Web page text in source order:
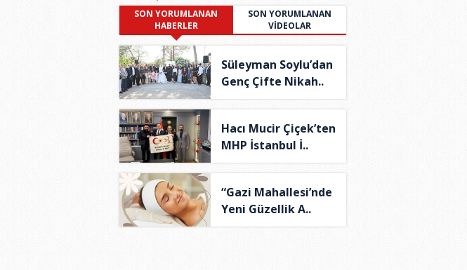
SON YORUMLANAN
HABERLER
SON YORUMLANAN
VİDEOLAR
Süleyman Soylu’dan
Genç Çifte Nikah..
Hacı Mucir Çiçek’ten
MHP İstanbul İ..
“Gazi Mahallesi’nde
Yeni Güzellik A..